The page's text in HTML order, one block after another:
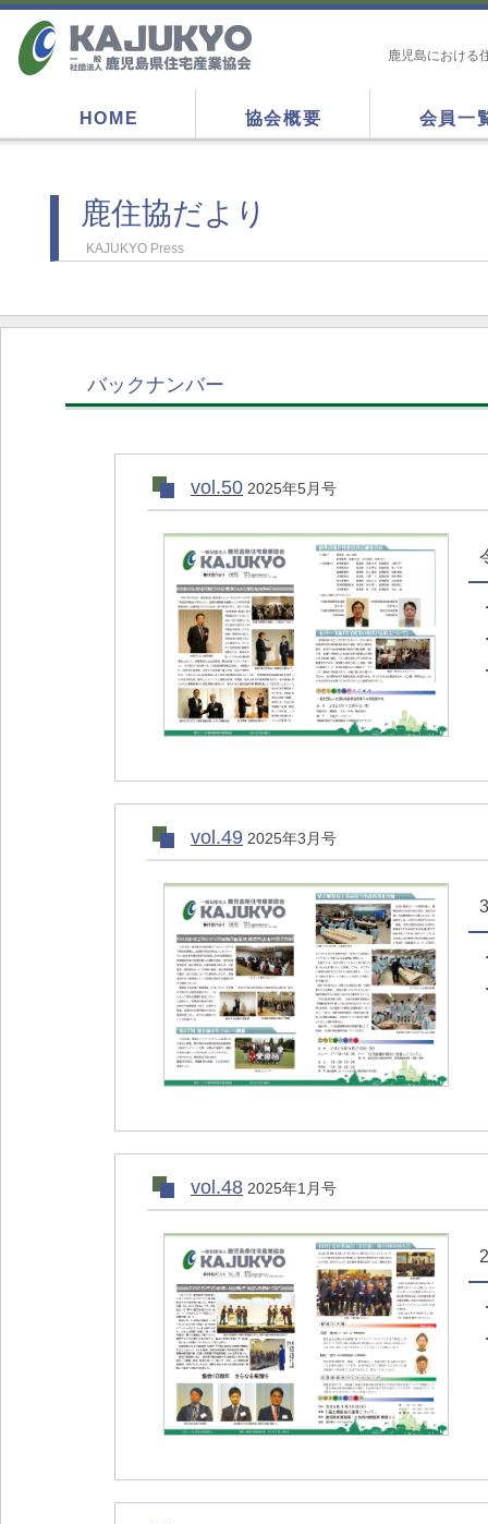
鹿児島における
HOME 協会概要 会員一
鹿住協だより
KAJUKYO Press
バックナンバー
vol.50 2025年5月号
vol.49 2025年3月号
vol.48 2025年1月号